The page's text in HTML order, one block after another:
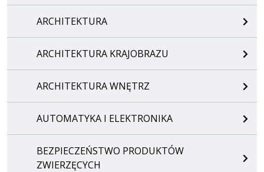
ARCHITEKTURA
ARCHITEKTURA KRAJOBRAZU
ARCHITEKTURA WNĘTRZ
AUTOMATYKA I ELEKTRONIKA
BEZPIECZEŃSTWO PRODUKTÓW
ZWIERZĘCYCH